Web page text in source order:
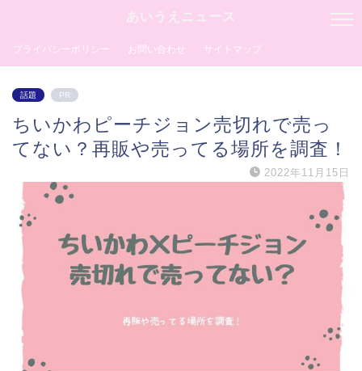
あいうえニュース
プライバシーポリシー お問い合わせ サイトマップ
話題 PR
ちいかわピーチジョン売切れで売っ
てない？再販や売ってる場所を調査！
2022年11月15日